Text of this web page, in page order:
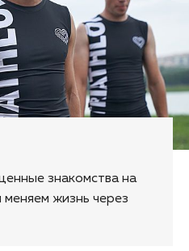
знакомства на
жизнь через